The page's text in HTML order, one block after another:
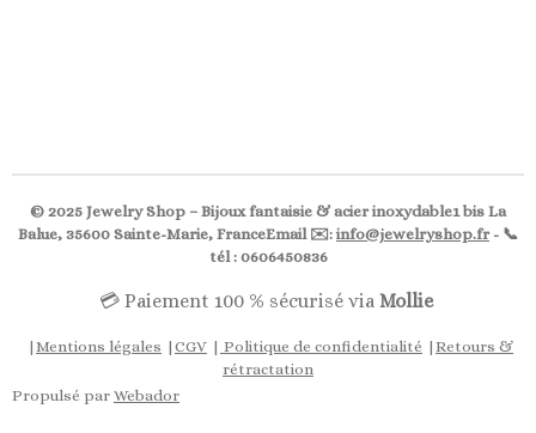
© 2025 Jewelry Shop – Bijoux fantaisie & acier inoxydable1 bis La
Balue, 35600 Sainte-Marie, FranceEmail ✉️: info@jewelryshop.fr- 📞
tél : 0606450836
💳 Paiement 100 % sécurisé via Mollie
| Mentions légales | CGV | Politique de confidentialité | Retours &
rétractation
Propulsé par Webador